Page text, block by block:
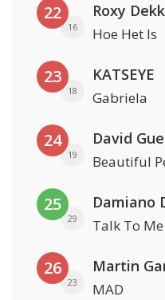
22
16
Roxy
Hoe Het Is
23
18
KATSEYE
Gabriela
24
19
David
Beautiful
25
29 Talk To Me
26
23
Martin
MAD